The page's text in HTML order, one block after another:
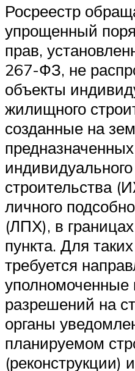
Росреестр
упрощенный
прав,
267-ФЗ, не
объекты
жилищного
созданные на
строительства
личного
(ЛПХ), в
пункта. Для
требуется
уполномоченные
разрешений на
органы
планируемом
(реконструкции)